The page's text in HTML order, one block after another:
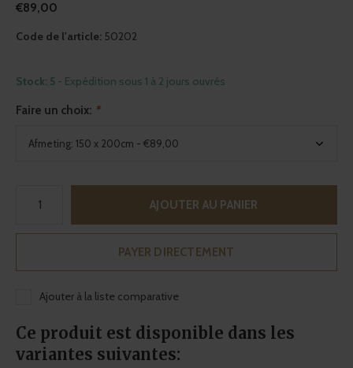
€89,00
Code de l'article: 50202
Stock: 5 - Expédition sous 1 à 2 jours ouvrés
Faire un choix: *
AJOUTER AU PANIER
PAYER DIRECTEMENT
Ajouter à la liste comparative
Ce produit est disponible dans les
variantes suivantes: